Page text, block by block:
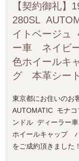
【契約御礼
280SL
イトベージュ
ー車 ネイビ
色ホイールキ
グ 本革シー
東京都にお住いのお
AUTOMATIC モナ
ンドル ディーラー
ホイールキャップ
をご成約頂きました！